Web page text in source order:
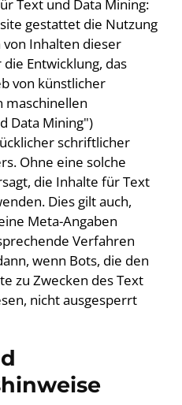
Text und Data Mining:
gestattet die Nutzung
Inhalten dieser
Entwicklung, das
von künstlicher
maschinellen
Data Mining")
schriftlicher
Ohne eine solche
die Inhalte für Text
Dies gilt auch,
Meta-Angaben
Verfahren
wenn Bots, die den
zu Zwecken des Text
nicht ausgesperrt